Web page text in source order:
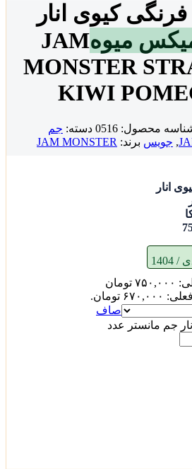
کیوی انار
میوهJAM
MONSTER
KIWI
محصول: 0516 دسته: جم
, جویس برند: JAM MONSTER
انار
قیمت اصلی: ۷۵۰,۰۰۰ تومان
تومان.
صاف
جم مانستر عدد